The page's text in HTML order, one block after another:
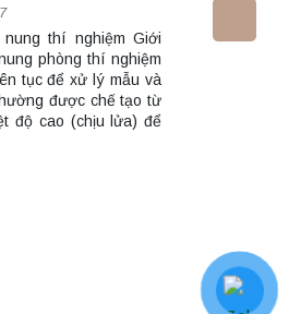
thí nghiệm Giới
phòng thí nghiệm
tục để xử lý mẫu và
được chế tạo từ
độ cao (chịu lửa) để